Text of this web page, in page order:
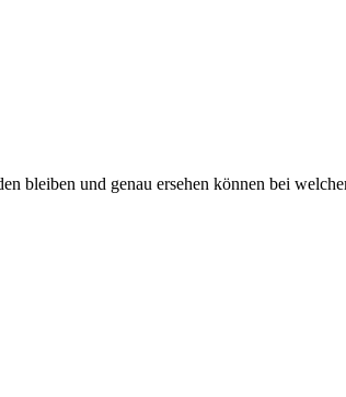
bleiben und genau ersehen können bei